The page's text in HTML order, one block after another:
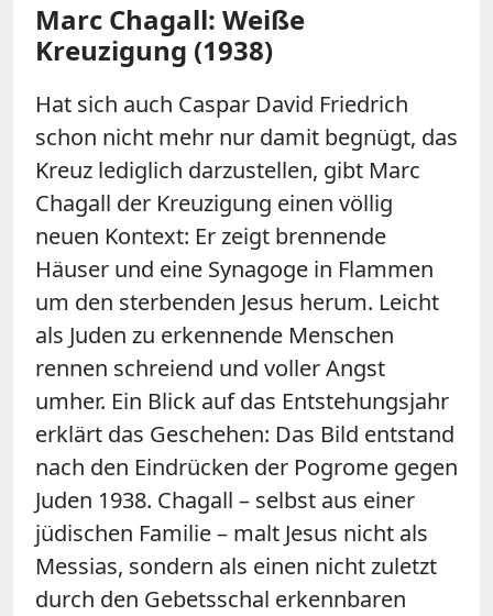
Marc Chagall: Weiße
Kreuzigung (1938)
Hat sich auch Caspar David Friedrich
schon nicht mehr nur damit begnügt, das
Kreuz lediglich darzustellen, gibt Marc
Chagall der Kreuzigung einen völlig
neuen Kontext: Er zeigt brennende
Häuser und eine Synagoge in Flammen
um den sterbenden Jesus herum. Leicht
als Juden zu erkennende Menschen
rennen schreiend und voller Angst
umher. Ein Blick auf das Entstehungsjahr
erklärt das Geschehen: Das Bild entstand
nach den Eindrücken der Pogrome gegen
Juden 1938. Chagall – selbst aus einer
jüdischen Familie – malt Jesus nicht als
Messias, sondern als einen nicht zuletzt
durch den Gebetsschal erkennbaren